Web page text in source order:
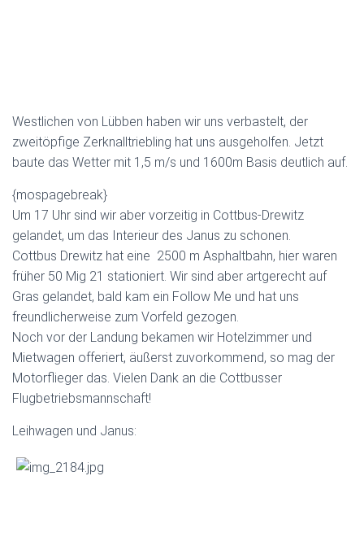
Westlichen von Lübben haben wir uns verbastelt, der
zweitöpfige Zerknalltriebling hat uns ausgeholfen. Jetzt
baute das Wetter mit 1,5 m/s und 1600m Basis deutlich auf.
{mospagebreak}
Um 17 Uhr sind wir aber vorzeitig in Cottbus-Drewitz
gelandet, um das Interieur des Janus zu schonen.
Cottbus Drewitz hat eine 2500 m Asphaltbahn, hier waren
früher 50 Mig 21 stationiert. Wir sind aber artgerecht auf
Gras gelandet, bald kam ein Follow Me und hat uns
freundlicherweise zum Vorfeld gezogen.
Noch vor der Landung bekamen wir Hotelzimmer und
Mietwagen offeriert, äußerst zuvorkommend, so mag der
Motorflieger das. Vielen Dank an die Cottbusser
Flugbetriebsmannschaft!
Leihwagen und Janus: